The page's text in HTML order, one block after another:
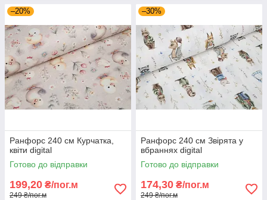
–20%
Ранфорс 240 см Курчатка,
квіти digital
Готово до відправки
199,20 ₴/пог.м
249 ₴/пог.м
–30%
Ранфорс 240 см Звірята у
вбраннях digital
Готово до відправки
174,30 ₴/пог.м
249 ₴/пог.м